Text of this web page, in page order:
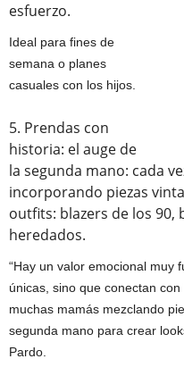
esfuerzo.
Ideal para fines de
semana o planes
casuales con los hijos.
5. Prendas con
historia: el auge de
la segunda mano: cada
incorporando piezas
outfits: blazers de los 90,
heredados.
“Hay un valor emocional muy
únicas, sino que conectan
muchas mamás mezclando
segunda mano para crear
Pardo.